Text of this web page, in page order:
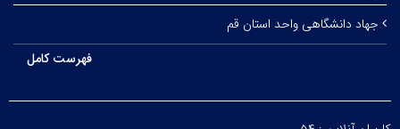
جهاد دانشگاهی واحد استان قم
فهرست کامل